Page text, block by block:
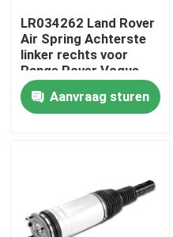
Thuis
Producten
Fabriekstocht
LR034262 Land Rover
Air Spring Achterste
linker rechts voor
Range Rover Vogue
L405
Aanvraag sturen